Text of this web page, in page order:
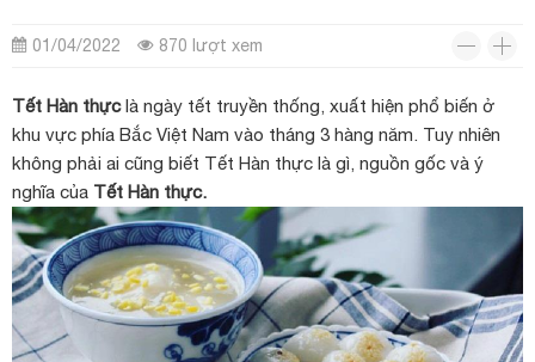
01/04/2022 870 lượt xem
Tết Hàn thựclà ngày tết truyền thống, xuất hiện phổ biến ở
khu vực phía Bắc Việt Nam vào tháng 3 hàng năm. Tuy nhiên
không phải ai cũng biết Tết Hàn thực là gì, nguồn gốc và ý
nghĩa của Tết Hàn thực.